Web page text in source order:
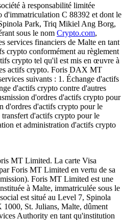
à responsabilité limitée
d'immatriculation C 88392 et dont le
Park, Triq Mikiel Ang Borg,
sous le nom Crypto.com,
services financiers de Malte en tant
crypto conformément au règlement
crypto tel qu'il est mis en œuvre à
actifs crypto. Foris DAX MT
suivants : 1. Échange d'actifs
d'actifs crypto contre d'autres
d'ordres d'actifs crypto pour
d'ordres d'actifs crypto pour le
d'actifs crypto pour le
et administration d'actifs crypto
MT Limited. La carte Visa
Foris MT Limited en vertu de sa
Foris MT Limited est une
à Malte, immatriculée sous le
est situé au Level 7, Spinola
St. Julians, Malte, dûment
Authority en tant qu'institution